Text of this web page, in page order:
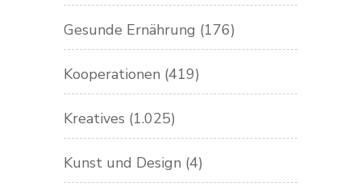
Gesunde Ernährung (176)
Kooperationen (419)
Kreatives (1.025)
Kunst und Design (4)